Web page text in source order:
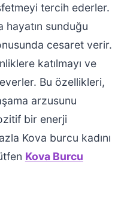
tercih ederler.
hayatın sunduğu
cesaret verir.
katılmayı ve
Bu özellikleri,
arzusunu
bir enerji
Kova burcu kadını
Kova Burcu